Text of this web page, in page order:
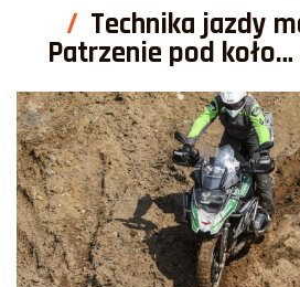
Technika jazdy
Patrzenie pod